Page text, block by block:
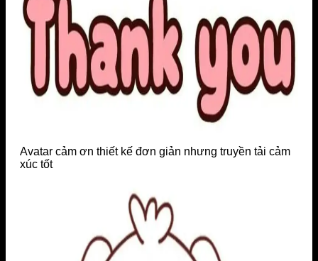
Avatar cảm ơn thiết kế đơn giản nhưng truyền tải cảm
xúc tốt